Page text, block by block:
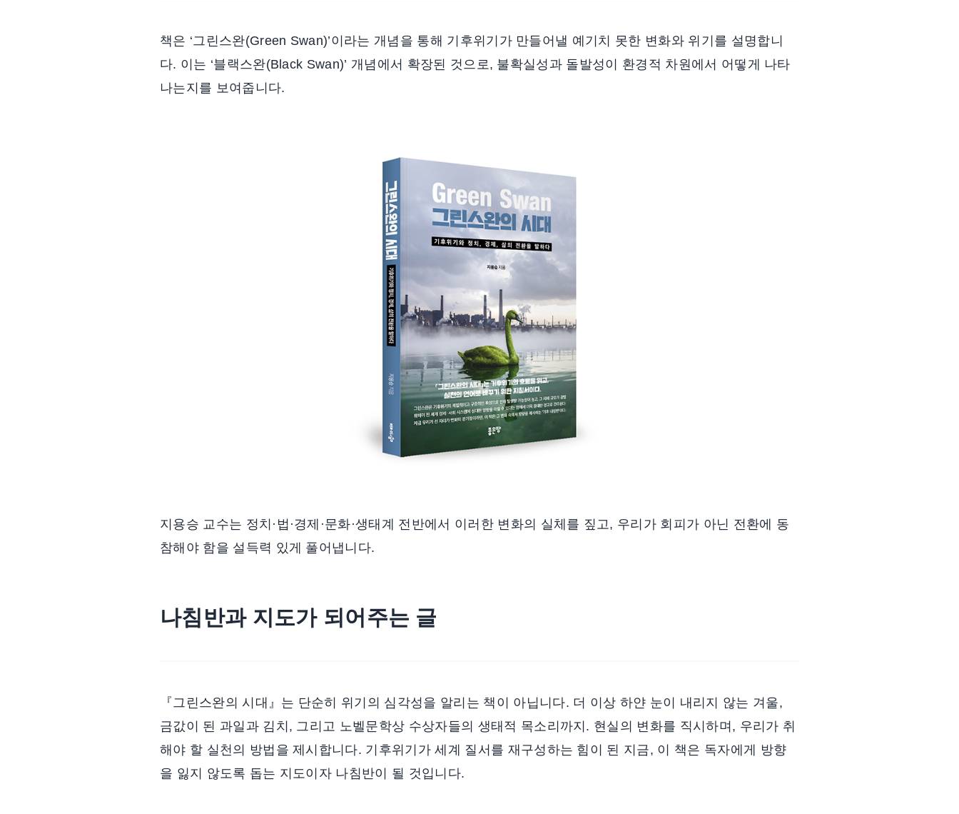
책은 ‘그린스완(Green Swan)’이라는 개념을 통해 기후위기가 만들어낼 예기치 못한 변화와 위기를 설명합니
다. 이는 ‘블랙스완(Black Swan)’ 개념에서 확장된 것으로, 불확실성과 돌발성이 환경적 차원에서 어떻게 나타
나는지를 보여줍니다.
지용승 교수는 정치·법·경제·문화·생태계 전반에서 이러한 변화의 실체를 짚고, 우리가 회피가 아닌 전환에 동
참해야 함을 설득력 있게 풀어냅니다.
나침반과 지도가 되어주는 글
『그린스완의 시대』는 단순히 위기의 심각성을 알리는 책이 아닙니다. 더 이상 하얀 눈이 내리지 않는 겨울,
금값이 된 과일과 김치, 그리고 노벨문학상 수상자들의 생태적 목소리까지. 현실의 변화를 직시하며, 우리가 취
해야 할 실천의 방법을 제시합니다. 기후위기가 세계 질서를 재구성하는 힘이 된 지금, 이 책은 독자에게 방향
을 잃지 않도록 돕는 지도이자 나침반이 될 것입니다.